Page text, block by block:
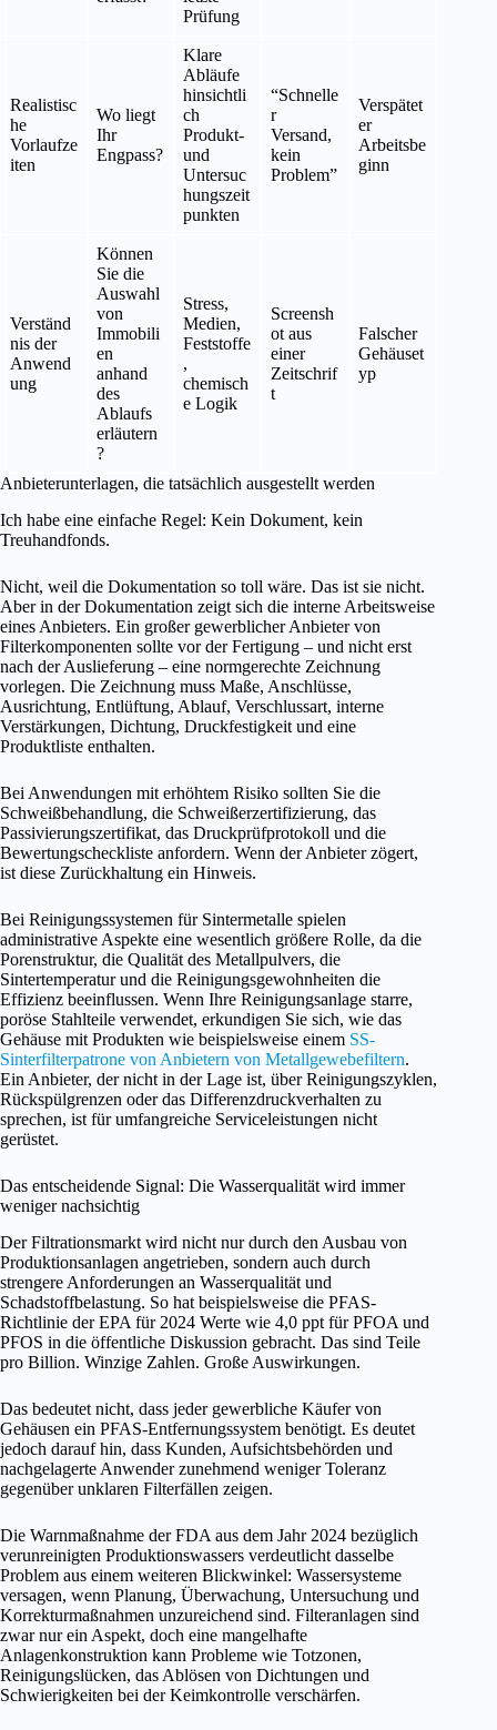
Prüfung
Realistisc
he
Vorlaufze
iten
Wo liegt
Ihr
Engpass?
Klare
Abläufe
hinsichtli
ch
Produkt-
und
Untersuc
hungszeit
punkten
“Schnelle
r
Versand,
kein
Problem”
Verspätet
er
Arbeitsbe
ginn
Verständ
nis der
Anwend
ung
Können
Sie die
Auswahl
von
Immobili
en
anhand
des
Ablaufs
erläutern
?
Stress,
Medien,
Feststoffe
,
chemisch
e Logik
Screensh
ot aus
einer
Zeitschrif
t
Falscher
Gehäuset
yp
Anbieterunterlagen, die tatsächlich ausgestellt werden
Ich habe eine einfache Regel: Kein Dokument, kein
Treuhandfonds.
Nicht, weil die Dokumentation so toll wäre. Das ist sie nicht.
Aber in der Dokumentation zeigt sich die interne Arbeitsweise
eines Anbieters. Ein großer gewerblicher Anbieter von
Filterkomponenten sollte vor der Fertigung – und nicht erst
nach der Auslieferung – eine normgerechte Zeichnung
vorlegen. Die Zeichnung muss Maße, Anschlüsse,
Ausrichtung, Entlüftung, Ablauf, Verschlussart, interne
Verstärkungen, Dichtung, Druckfestigkeit und eine
Produktliste enthalten.
Bei Anwendungen mit erhöhtem Risiko sollten Sie die
Schweißbehandlung, die Schweißerzertifizierung, das
Passivierungszertifikat, das Druckprüfprotokoll und die
Bewertungscheckliste anfordern. Wenn der Anbieter zögert,
ist diese Zurückhaltung ein Hinweis.
Bei Reinigungssystemen für Sintermetalle spielen
administrative Aspekte eine wesentlich größere Rolle, da die
Porenstruktur, die Qualität des Metallpulvers, die
Sintertemperatur und die Reinigungsgewohnheiten die
Effizienz beeinflussen. Wenn Ihre Reinigungsanlage starre,
poröse Stahlteile verwendet, erkundigen Sie sich, wie das
Gehäuse mit Produkten wie beispielsweise einem SS-
Sinterfilterpatrone von Anbietern von Metallgewebefiltern.
Ein Anbieter, der nicht in der Lage ist, über Reinigungszyklen,
Rückspülgrenzen oder das Differenzdruckverhalten zu
sprechen, ist für umfangreiche Serviceleistungen nicht
gerüstet.
Das entscheidende Signal: Die Wasserqualität wird immer
weniger nachsichtig
Der Filtrationsmarkt wird nicht nur durch den Ausbau von
Produktionsanlagen angetrieben, sondern auch durch
strengere Anforderungen an Wasserqualität und
Schadstoffbelastung. So hat beispielsweise die PFAS-
Richtlinie der EPA für 2024 Werte wie 4,0 ppt für PFOA und
PFOS in die öffentliche Diskussion gebracht. Das sind Teile
pro Billion. Winzige Zahlen. Große Auswirkungen.
Das bedeutet nicht, dass jeder gewerbliche Käufer von
Gehäusen ein PFAS-Entfernungssystem benötigt. Es deutet
jedoch darauf hin, dass Kunden, Aufsichtsbehörden und
nachgelagerte Anwender zunehmend weniger Toleranz
gegenüber unklaren Filterfällen zeigen.
Die Warnmaßnahme der FDA aus dem Jahr 2024 bezüglich
verunreinigten Produktionswassers verdeutlicht dasselbe
Problem aus einem weiteren Blickwinkel: Wassersysteme
versagen, wenn Planung, Überwachung, Untersuchung und
Korrekturmaßnahmen unzureichend sind. Filteranlagen sind
zwar nur ein Aspekt, doch eine mangelhafte
Anlagenkonstruktion kann Probleme wie Totzonen,
Reinigungslücken, das Ablösen von Dichtungen und
Schwierigkeiten bei der Keimkontrolle verschärfen.